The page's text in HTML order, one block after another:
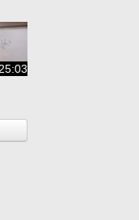
1:25:03